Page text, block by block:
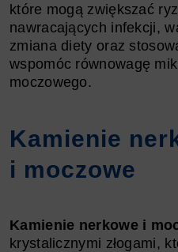
które mogą zwiększać
nawracających infekcji,
zmiana diety oraz
wspomóc równowagę
moczowego.
Kamienie
i moczowe
Kamienie nerkowe i
krystalicznymi złogami,